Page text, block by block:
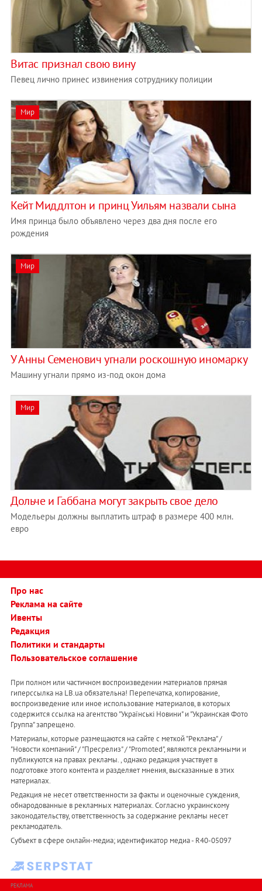
Витас признал свою вину
Певец лично принес извинения сотруднику полиции
Мир
Кейт Миддлтон и принц Уильям назвали сына
Имя принца было объявлено через два дня после его
рождения
Мир
У Анны Семенович угнали роскошную иномарку
Машину угнали прямо из-под окон дома
Мир
Дольче и Габбана могут закрыть свое дело
Модельеры должны выплатить штраф в размере 400 млн.
евро
Про нас
Реклама на сайте
Ивенты
Редакция
Политики и стандарты
Пользовательское соглашение
При полном или частичном воспроизведении материалов прямая
гиперссылка на LB.ua обязательна! Перепечатка, копирование,
воспроизведение или иное использование материалов, в которых
содержится ссылка на агентство "Українськi Новини" и "Украинская Фото
Группа" запрещено.
Материалы, которые размещаются на сайте с меткой "Реклама" /
"Новости компаний" / "Пресрелиз" / "Promoted", являются рекламными и
публикуются на правах рекламы. , однако редакция участвует в
подготовке этого контента и разделяет мнения, высказанные в этих
материалах.
Редакция не несет ответственности за факты и оценочные суждения,
обнародованные в рекламных материалах. Согласно украинскому
законодательству, ответственность за содержание рекламы несет
рекламодатель.
Субъект в сфере онлайн-медиа; идентификатор медиа - R40-05097
РЕКЛАМА